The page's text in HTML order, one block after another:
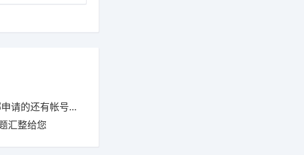
号密码，怎么办?
汇整给您